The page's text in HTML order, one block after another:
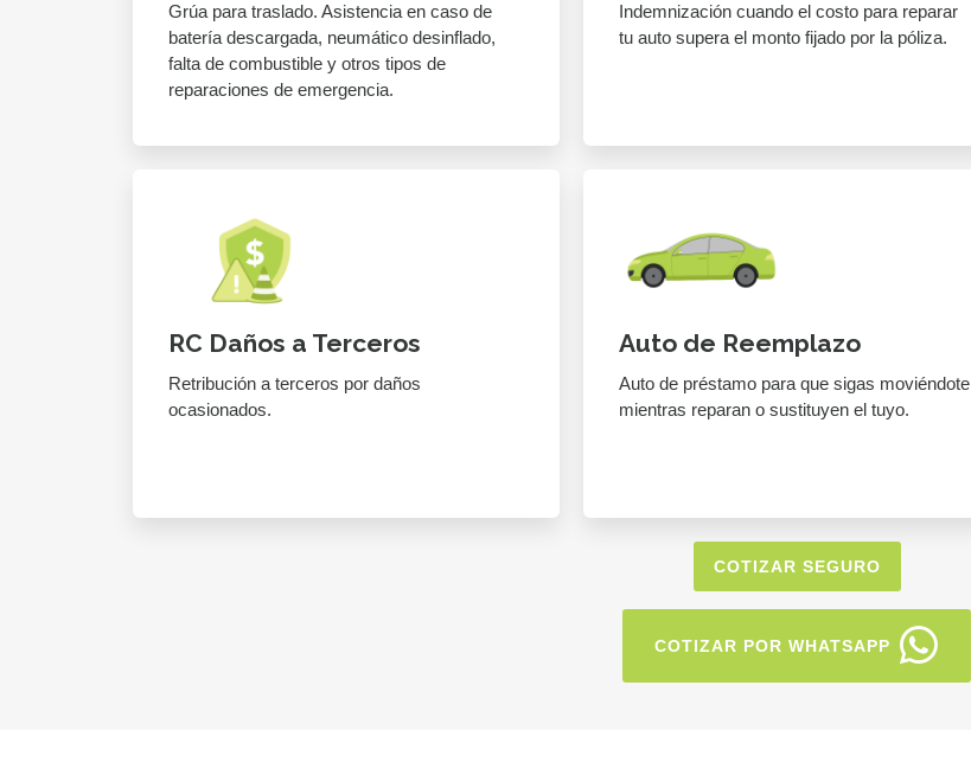
Grúa para traslado. Asistencia en caso de
batería descargada, neumático desinflado,
falta de combustible y otros tipos de
reparaciones de emergencia.
Indemnización cuando el costo para reparar
tu auto supera el monto fijado por la póliza.
RC Daños a Terceros
Retribución a terceros por daños
ocasionados.
Auto de Reemplazo
Auto de préstamo para que sigas moviéndote
mientras reparan o sustituyen el tuyo.
COTIZAR SEGURO
COTIZAR POR WHATSAPP